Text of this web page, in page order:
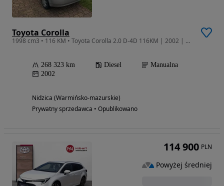
Toyota Corolla
1998 cm3 • 116 KM • Toyota Corolla 2.0 D-4D 116KM | 2002 | 3D
268 323 km Diesel
Manualna
2002
Nidzica (Warmińsko-mazurskie)
Prywatny sprzedawca • Opublikowano
114 900 PLN
Powyżej średniej